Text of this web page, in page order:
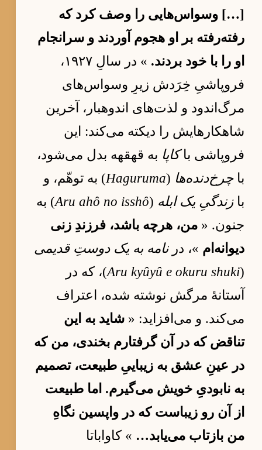
[…] وسواس‌هایی را وصف کرد که
رفته‌رفته بر او هجوم آوردند و سرانجام
او را با خود بردند.
» در سالِ ۱۹۲۷،
فروپاشیِ خِرَدش زیرِ وسواس‌های
مرگ‌اندود و لذت‌های اندوهبار، آخرین
شاهکارهایش را دیکته می‌کند: این
فروپاشی باکاپا به قهقهه بدل می‌شود،
باچرخ‌دنده‌ها (
Haguruma) به توهّم، و
بازندگیِ یک ابله (
Aru ahô no isshô) به
جنون. « من، هرچه باشد، فرزندِ زنی
دیوانه‌ام »، درنامه به یک دوستِ قدیمی
(
Aru kyûyû e okuru shuki)، که در
آستانهٔ مرگش نوشته شده، اعتراف
می‌کند. و می‌افزاید: « شاید به این
تناقض که در آن گرفتارم بخندی، من که
در عینِ عشق به زیباییِ طبیعت، تصمیم
به نابودیِ خویش می‌گیرم. اما طبیعت
از آن رو زیباست که در واپسین نگاهِ
من بازتاب می‌یابد… » کاواباتا